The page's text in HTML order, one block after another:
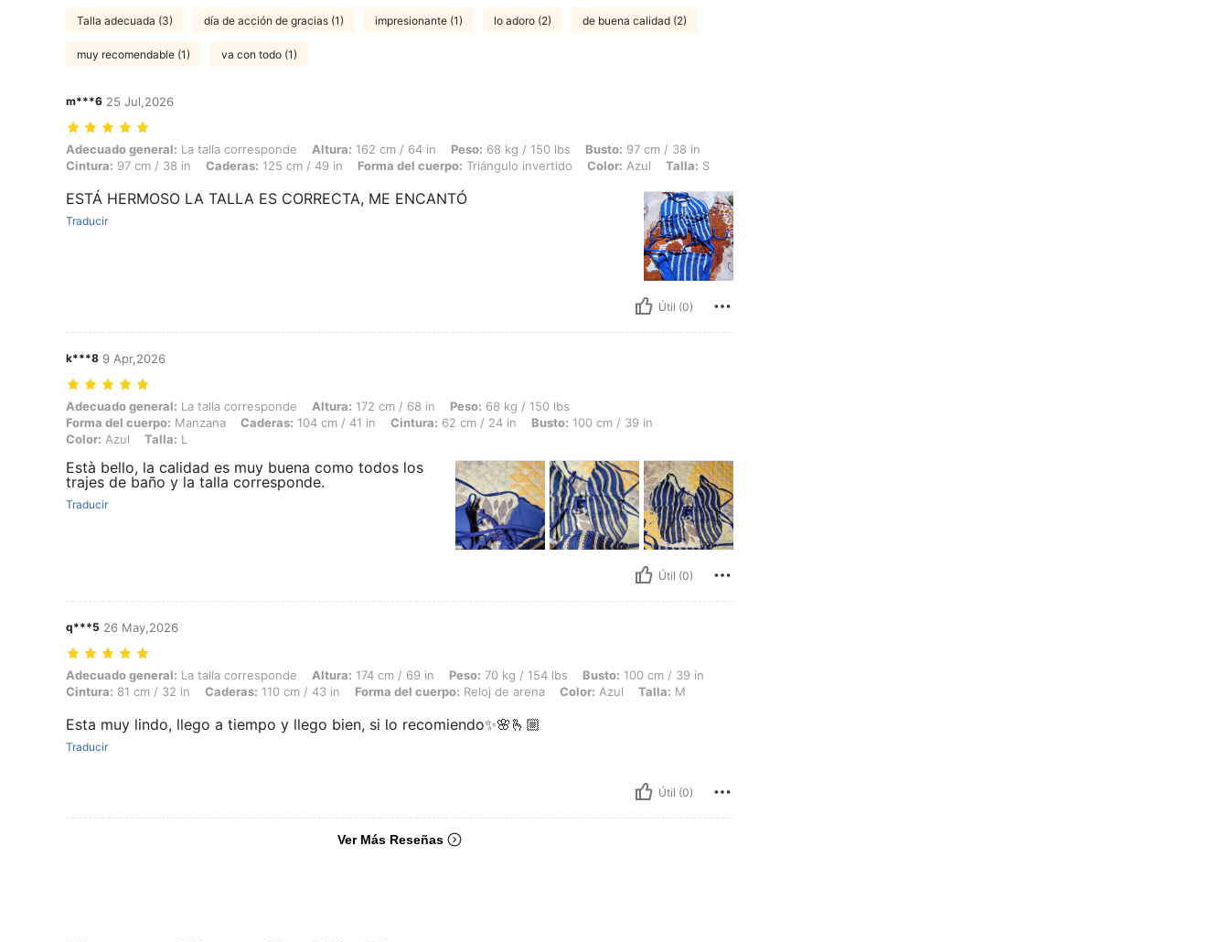
Talla adecuada (3) día de acción de gracias (1) impresionante (1) lo adoro (2) de buena calidad (2)
muy recomendable (1) va con todo (1)
m***6 25 Jul,2026
Adecuado general: La talla corresponde, Altura: 162 cm / 64 in, Peso: 68 kg / 150 lbs, Busto: 97 cm / 38 in, Cintura: 97 cm / 38 in, Caderas: 125 cm / 49 in, Forma del cuerpo: Triángulo invertido, Color: Azul, Talla: S
Adecuado general: La talla corresponde Altura: 162 cm / 64 in Peso: 68 kg / 150 lbs Busto: 97 cm / 38 in
Cintura: 97 cm / 38 in Caderas: 125 cm / 49 in Forma del cuerpo: Triángulo invertido Color: Azul Talla: S
ESTÁ HERMOSO LA TALLA ES CORRECTA, ME ENCANTÓ
Traducir
Útil (0)
k***8 9 Apr,2026
Adecuado general: La talla corresponde, Altura: 172 cm / 68 in, Peso: 68 kg / 150 lbs, Forma del cuerpo: Manzana, Caderas: 104 cm / 41 in, Cintura: 62 cm / 24 in, Busto: 100 cm / 39 in, Color: Azul, Talla: L
Adecuado general: La talla corresponde Altura: 172 cm / 68 in Peso: 68 kg / 150 lbs
Forma del cuerpo: Manzana Caderas: 104 cm / 41 in Cintura: 62 cm / 24 in Busto: 100 cm / 39 in
Color: Azul Talla: L
Està bello, la calidad es muy buena como todos los
trajes de baño y la talla corresponde.
Traducir
Útil (0)
q***5 26 May,2026
Adecuado general: La talla corresponde, Altura: 174 cm / 69 in, Peso: 70 kg / 154 lbs, Busto: 100 cm / 39 in, Cintura: 81 cm / 32 in, Caderas: 110 cm / 43 in, Forma del cuerpo: Reloj de arena, Color: Azul, Talla: M
Adecuado general: La talla corresponde Altura: 174 cm / 69 in Peso: 70 kg / 154 lbs Busto: 100 cm / 39 in
Cintura: 81 cm / 32 in Caderas: 110 cm / 43 in Forma del cuerpo: Reloj de arena Color: Azul Talla: M
Esta muy lindo, llego a tiempo y llego bien, si lo recomiendo✨🌸🫰🏼
Traducir
Útil (0)
Ver Más Reseñas